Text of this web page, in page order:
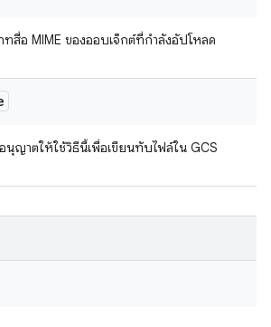
ทสื่อ MIME ของออบเจ็กต์ที่กำลังอัปโหลด
นุญาตให้ใช้วิธีนี้เพื่อเขียนทับไฟล์ใน GCS